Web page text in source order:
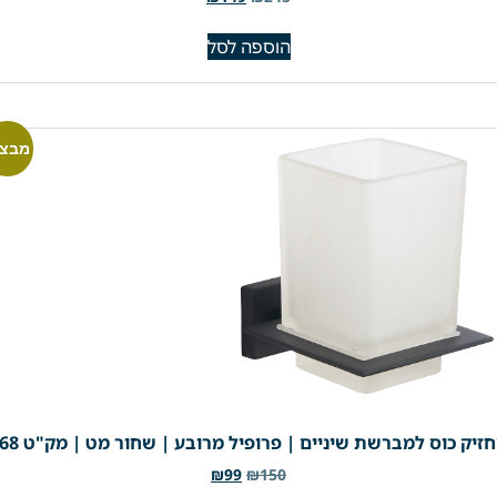
הוספה לסל
כוס למברשת שיניים | פרופיל מרובע | שחור מט | מק"ט 768
₪150
₪99